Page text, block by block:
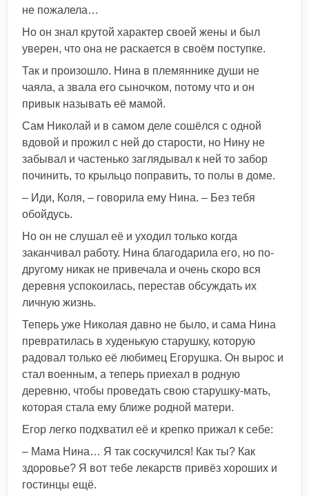
не пожалела…
Но он знал крутой характер своей жены и был
уверен, что она не раскается в своём поступке.
Так и произошло. Нина в племяннике души не
чаяла, а звала его сыночком, потому что и он
привык называть её мамой.
Сам Николай и в самом деле сошёлся с одной
вдовой и прожил с ней до старости, но Нину не
забывал и частенько заглядывал к ней то забор
починить, то крыльцо поправить, то полы в доме.
– Иди, Коля, – говорила ему Нина. – Без тебя
обойдусь.
Но он не слушал её и уходил только когда
заканчивал работу. Нина благодарила его, но по-
другому никак не привечала и очень скоро вся
деревня успокоилась, перестав обсуждать их
личную жизнь.
Теперь уже Николая давно не было, и сама Нина
превратилась в худенькую старушку, которую
радовал только её любимец Егорушка. Он вырос и
стал военным, а теперь приехал в родную
деревню, чтобы проведать свою старушку-мать,
которая стала ему ближе родной матери.
Егор легко подхватил её и крепко прижал к себе:
– Мама Нина… Я так соскучился! Как ты? Как
здоровье? Я вот тебе лекарств привёз хороших и
гостинцы ещё.